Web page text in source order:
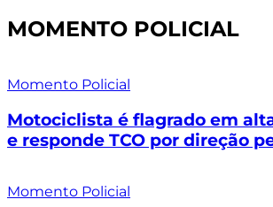
MOMENTO POLICIAL
Momento Policial
Motociclista é flagrado em
e responde TCO por direção
Momento Policial